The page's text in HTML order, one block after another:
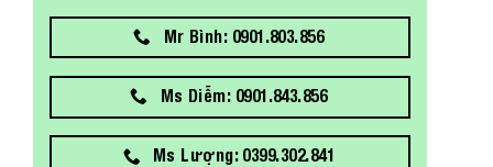
Mr Bình: 0901.803.856
Ms Diễm: 0901.843.856
Ms Lượng: 0399.302.841